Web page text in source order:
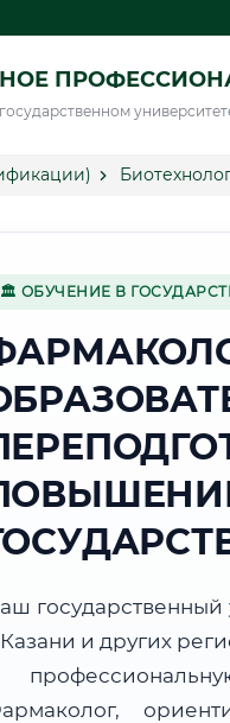
🏛 ОБУЧЕНИЕ В
государственный
и других